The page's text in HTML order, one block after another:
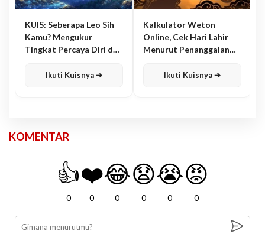
KUIS: Seberapa Leo Sih
Kamu? Mengukur
Tingkat Percaya Diri dan
Ikuti Kuisnya ➔
Kalkulator Weton
Online, Cek Hari Lahir
Menurut Penanggalan
Ikuti Kuisnya ➔
KOMENTAR
👍
0
❤️
0
😂
0
😧
0
😭
0
😡
0